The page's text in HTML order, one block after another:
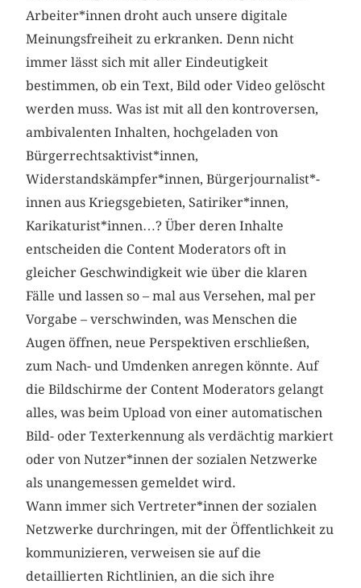
Arbeiter*innen droht auch unsere digitale
Meinungsfreiheit zu erkranken. Denn nicht
immer lässt sich mit aller Eindeutigkeit
bestimmen, ob ein Text, Bild oder Video gelöscht
werden muss. Was ist mit all den kontroversen,
ambivalenten Inhalten, hochgeladen von
Bürgerrechtsaktivist*innen,
Widerstandskämpfer*innen, Bürgerjournalist*-
innen aus Kriegsgebieten, Satiriker*innen,
Karikaturist*innen…? Über deren Inhalte
entscheiden die Content Moderators oft in
gleicher Geschwindigkeit wie über die klaren
Fälle und lassen so – mal aus Versehen, mal per
Vorgabe – verschwinden, was Menschen die
Augen öffnen, neue Perspektiven erschließen,
zum Nach- und Umdenken anregen könnte. Auf
die Bildschirme der Content Moderators gelangt
alles, was beim Upload von einer automatischen
Bild- oder Texterkennung als verdächtig markiert
oder von Nutzer*innen der sozialen Netzwerke
als unangemessen gemeldet wird.
Wann immer sich Vertreter*innen der sozialen
Netzwerke durchringen, mit der Öffentlichkeit zu
kommunizieren, verweisen sie auf die
detaillierten Richtlinien, an die sich ihre